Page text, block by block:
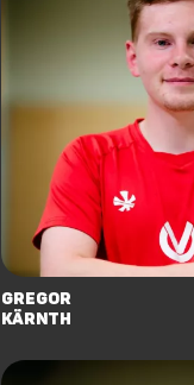
Gregor
Kärnth